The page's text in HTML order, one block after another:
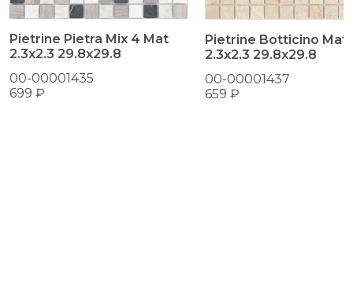
Pietrine Pietra Mix 4 Mat
2.3х2.3 29.8x29.8
00-00001435
699 ₽
Pietrine Botticino Mat
2.3х2.3 29.8x29.8
00-00001437
659 ₽